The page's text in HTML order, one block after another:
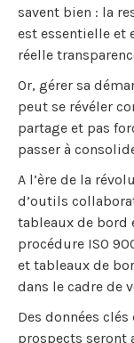
savent bien : la
est essentielle et
réelle
Or, gérer sa
peut se révéler
partage et pas
passer à
A l’ère de la
d’outils
tableaux de bord
procédure ISO
et tableaux de
dans le cadre de
Des données
prospects seront